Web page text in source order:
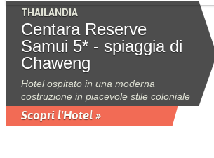
THAILANDIA
Centara Reserve
Samui 5* - spiaggia di
Chaweng
Hotel ospitato in una moderna
costruzione in piacevole stile coloniale
Scopri l'Hotel »